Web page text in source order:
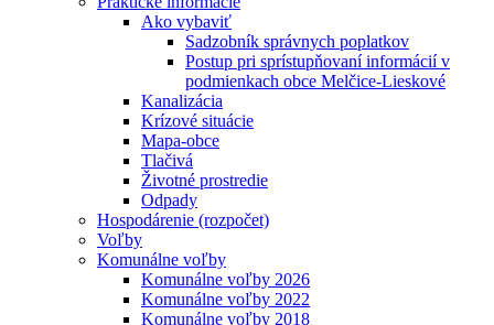
Ako vybaviť
Sadzobník správnych poplatkov
Postup pri sprístupňovaní informácií v
podmienkach obce Melčice-Lieskové
Kanalizácia
Krízové situácie
Mapa-obce
Tlačivá
Životné prostredie
Odpady
Hospodárenie (rozpočet)
Voľby
Komunálne voľby
Komunálne voľby 2026
Komunálne voľby 2022
Komunálne voľby 2018